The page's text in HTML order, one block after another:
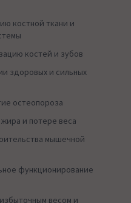
костной ткани и
костей и зубов
здоровых и сильных
остеопороза
и потере веса
мышечной
функционирование
весом и